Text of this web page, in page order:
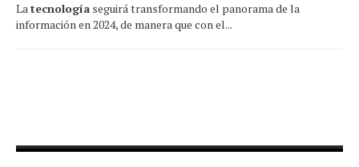
Latecnología seguirá transformando el panorama de la
información en 2024, de manera que con el...